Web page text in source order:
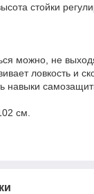
стойки
можно, не
ловкость и
навыки
см.